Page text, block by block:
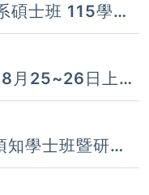
115學年
06日)
月25~26日上午
辦理「115年度
練」
學士班暨研究
GUIDE IN THIS